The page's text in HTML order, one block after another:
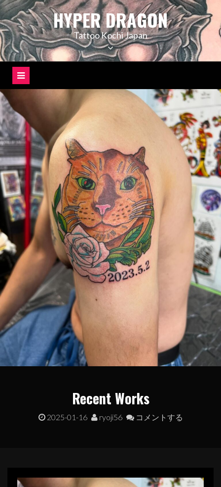
コ
ン
テ
ン
ツ
キ
ッ
プ
HYPER DRAGON
Tattoo Kochi Japan
Recent Works
2025-01-16 ryoji56 コメントする